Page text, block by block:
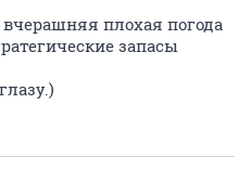
плохая погода
запасы